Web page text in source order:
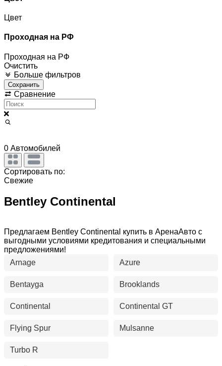
Цвет
Проходная на РФ
Проходная на РФ
Очистить
Больше фильтров
Сохранить
Сравнение
0 Автомобилей
Сортировать по:
Свежие
Bentley Continental
Предлагаем Bentley Continental купить в АренаАвто с
выгодными условиями кредитования и специальными
предложениями!
Arnage
Azure
Bentayga Brooklands
Continental Continental GT
Flying Spur Mulsanne
Turbo R